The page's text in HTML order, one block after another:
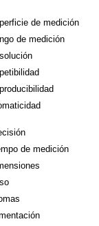
de medición
de medición
de medición